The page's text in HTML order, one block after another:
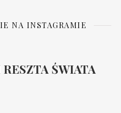
NA INSTAGRAMIE
ŚWIATA